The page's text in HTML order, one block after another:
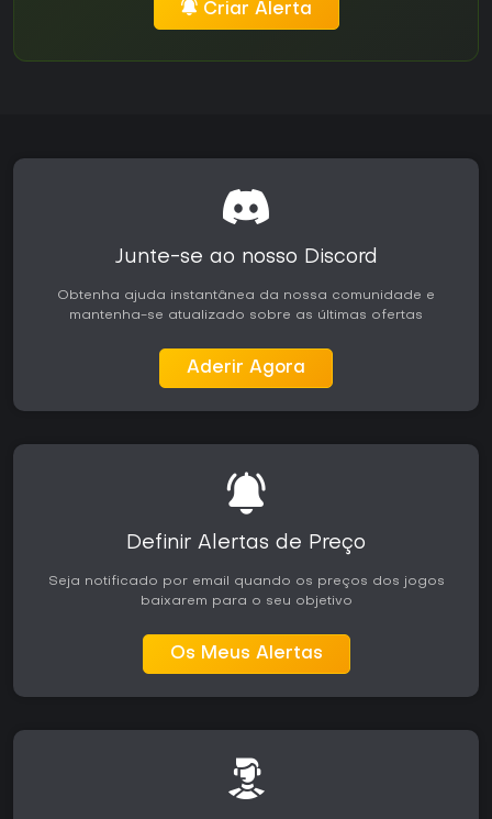
Criar Alerta
Junte-se ao nosso Discord
Obtenha ajuda instantânea da nossa comunidade e
mantenha-se atualizado sobre as últimas ofertas
Aderir Agora
Definir Alertas de Preço
Seja notificado por email quando os preços dos jogos
baixarem para o seu objetivo
Os Meus Alertas